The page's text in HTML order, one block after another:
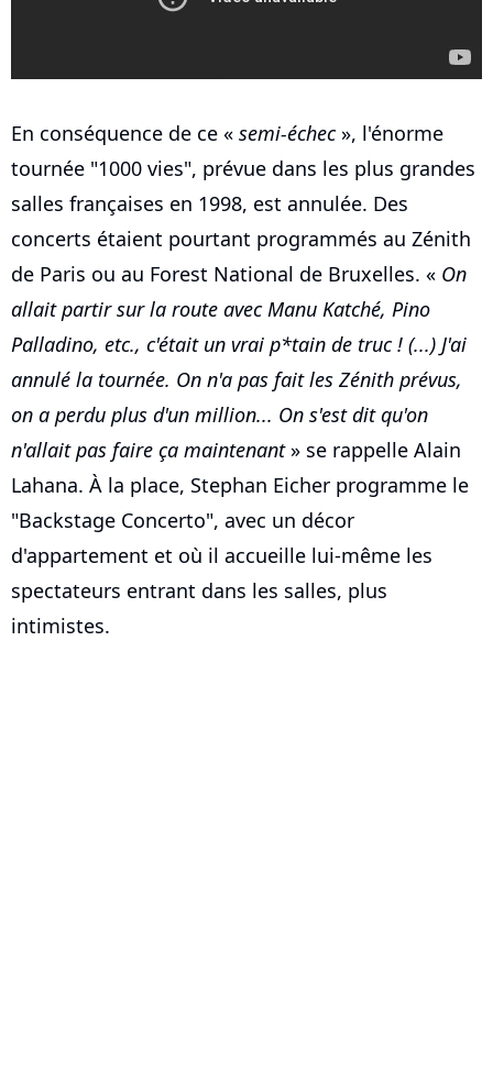
En conséquence de ce « semi-échec», l'énorme
tournée "1000 vies", prévue dans les plus grandes
salles françaises en 1998, est annulée. Des
concerts étaient pourtant programmés au Zénith
de Paris ou au Forest National de Bruxelles. « On
allait partir sur la route avec Manu Katché, Pino
Palladino, etc., c'était un vrai p*tain de truc ! (...) J'ai
annulé la tournée. On n'a pas fait les Zénith prévus,
on a perdu plus d'un million... On s'est dit qu'on
n'allait pas faire ça maintenant» se rappelle Alain
Lahana. À la place, Stephan Eicher programme le
"Backstage Concerto", avec un décor
d'appartement et où il accueille lui-même les
spectateurs entrant dans les salles, plus
intimistes.